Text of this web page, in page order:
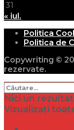
31
« iul.
Politica
Politica de
Copywriting ©
rezervate.
Nici un rezultat
Vizualizați